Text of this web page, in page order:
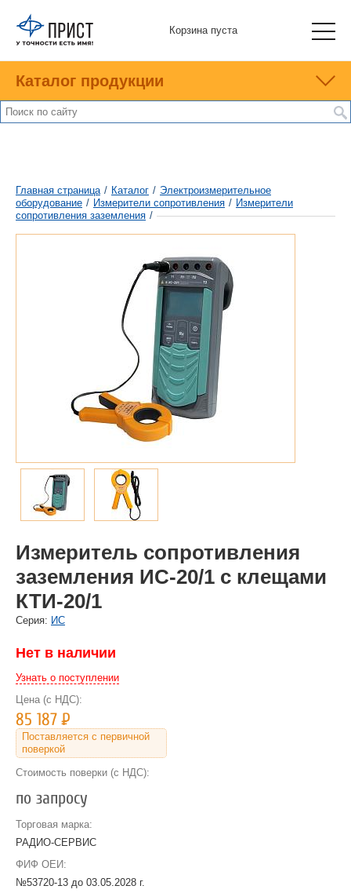
Корзина пуста
Каталог продукции
Главная страница / Каталог / Электроизмерительное
оборудование / Измерители сопротивления / Измерители
сопротивления заземления /
Измеритель сопротивления
заземления ИС-20/1 с клещами
КТИ-20/1
Cерия: ИС
Нет в наличии
Узнать о поступлении
Цена (с НДС):
85 187Р
Поставляется с первичной
поверкой
Стоимость поверки (с НДС):
по запросу
Торговая марка:
РАДИО-СЕРВИС
ФИФ ОЕИ:
№53720-13 до 03.05.2028 г.